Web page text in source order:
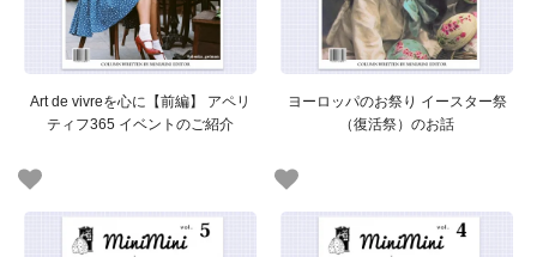
Art de vivreを心に【前編】 アペリ
ティフ365 イベントのご紹介
ヨーロッパのお祭り イースター祭
（復活祭）のお話